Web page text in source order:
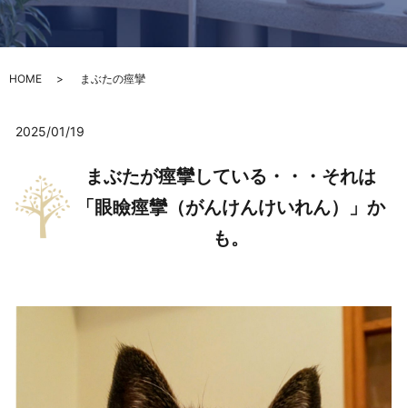
HOME まぶたの痙攣
2025/01/19
まぶたが痙攣している・・・それは
「眼瞼痙攣（がんけんけいれん）」か
も。